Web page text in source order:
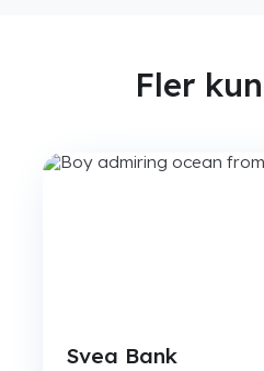
Fler
Svea Bank